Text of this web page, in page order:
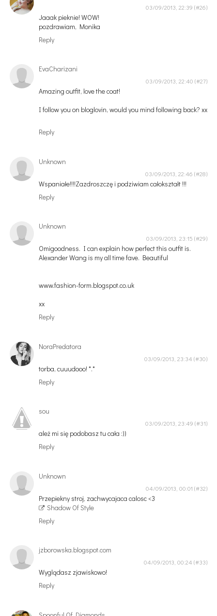
03/09/2013, 22:39
Jaaak pieknie! WOW!
pozdrawiam, Monika
Reply
EvaCharizani
03/09/2013, 22:40
Amazing outfit, love the coat!
I follow you on bloglovin, would you mind following back? xx
Reply
Unknown
03/09/2013, 22:46
Wspaniałe!!!!Zazdroszczę i podziwiam całokształt !!!
Reply
Unknown
03/09/2013, 23:15
Omigoodness. I can explain how perfect this outfit is.
Alexander Wang is my all time fave. Beautiful
www.fashion-form.blogspot.co.uk
xx
Reply
NoraPredatora
03/09/2013, 23:34
torba, cuuudooo! *.*
Reply
sou
03/09/2013, 23:49
ależ mi się podobasz tu cała :))
Reply
Unknown
04/09/2013, 00:01
Przepiekny stroj, zachwycajaca calosc <3
Shadow Of Style
Reply
jzborowska.blogspot.com
04/09/2013, 00:24
Wyglądasz zjawiskowo!
Reply